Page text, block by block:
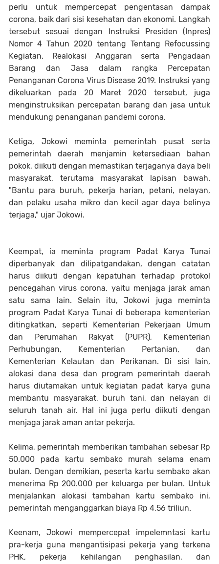
perlu untuk mempercepat pengentasan dampak
corona, baik dari sisi kesehatan dan ekonomi. Langkah
tersebut sesuai dengan Instruksi Presiden (Inpres)
Nomor 4 Tahun 2020 tentang Tentang Refocussing
Kegiatan, Realokasi Anggaran serta Pengadaan
Barang dan Jasa dalam rangka Percepatan
Penanganan Corona Virus Disease 2019. Instruksi yang
dikeluarkan pada 20 Maret 2020 tersebut, juga
menginstruksikan percepatan barang dan jasa untuk
mendukung penanganan pandemi corona.
Ketiga, Jokowi meminta pemerintah pusat serta
pemerintah daerah menjamin ketersediaan bahan
pokok, diikuti dengan memastikan terjaganya daya beli
masyarakat, terutama masyarakat lapisan bawah.
"Bantu para buruh, pekerja harian, petani, nelayan,
dan pelaku usaha mikro dan kecil agar daya belinya
terjaga," ujar Jokowi.
Keempat, ia meminta program Padat Karya Tunai
diperbanyak dan dilipatgandakan, dengan catatan
harus diikuti dengan kepatuhan terhadap protokol
pencegahan virus corona, yaitu menjaga jarak aman
satu sama lain. Selain itu, Jokowi juga meminta
program Padat Karya Tunai di beberapa kementerian
ditingkatkan, seperti Kementerian Pekerjaan Umum
dan Perumahan Rakyat (PUPR), Kementerian
Perhubungan, Kementerian Pertanian, dan
Kementerian Kelautan dan Perikanan. Di sisi lain,
alokasi dana desa dan program pemerintah daerah
harus diutamakan untuk kegiatan padat karya guna
membantu masyarakat, buruh tani, dan nelayan di
seluruh tanah air. Hal ini juga perlu diikuti dengan
menjaga jarak aman antar pekerja.
Kelima, pemerintah memberikan tambahan sebesar Rp
50.000 pada kartu sembako murah selama enam
bulan. Dengan demikian, peserta kartu sembako akan
menerima Rp 200.000 per keluarga per bulan. Untuk
menjalankan alokasi tambahan kartu sembako ini,
pemerintah menganggarkan biaya Rp 4,56 triliun.
Keenam, Jokowi mempercepat impelemntasi kartu
pra-kerja guna mengantisipasi pekerja yang terkena
PHK, pekerja kehilangan penghasilan, dan